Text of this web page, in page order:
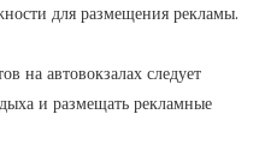
для размещения рекламы.
на автовокзалах следует
и размещать рекламные